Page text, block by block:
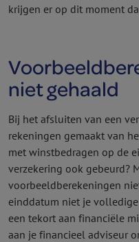
krijgen er op dit moment
niet gehaald
Bij het afsluiten van een
rekeningen gemaakt van
met winst­bedragen op de
verzekering ook gebeurd?
voorbeeldbe­rekeningen
einddatum niet je
een tekort aan financiële
aan je financieel adviseur